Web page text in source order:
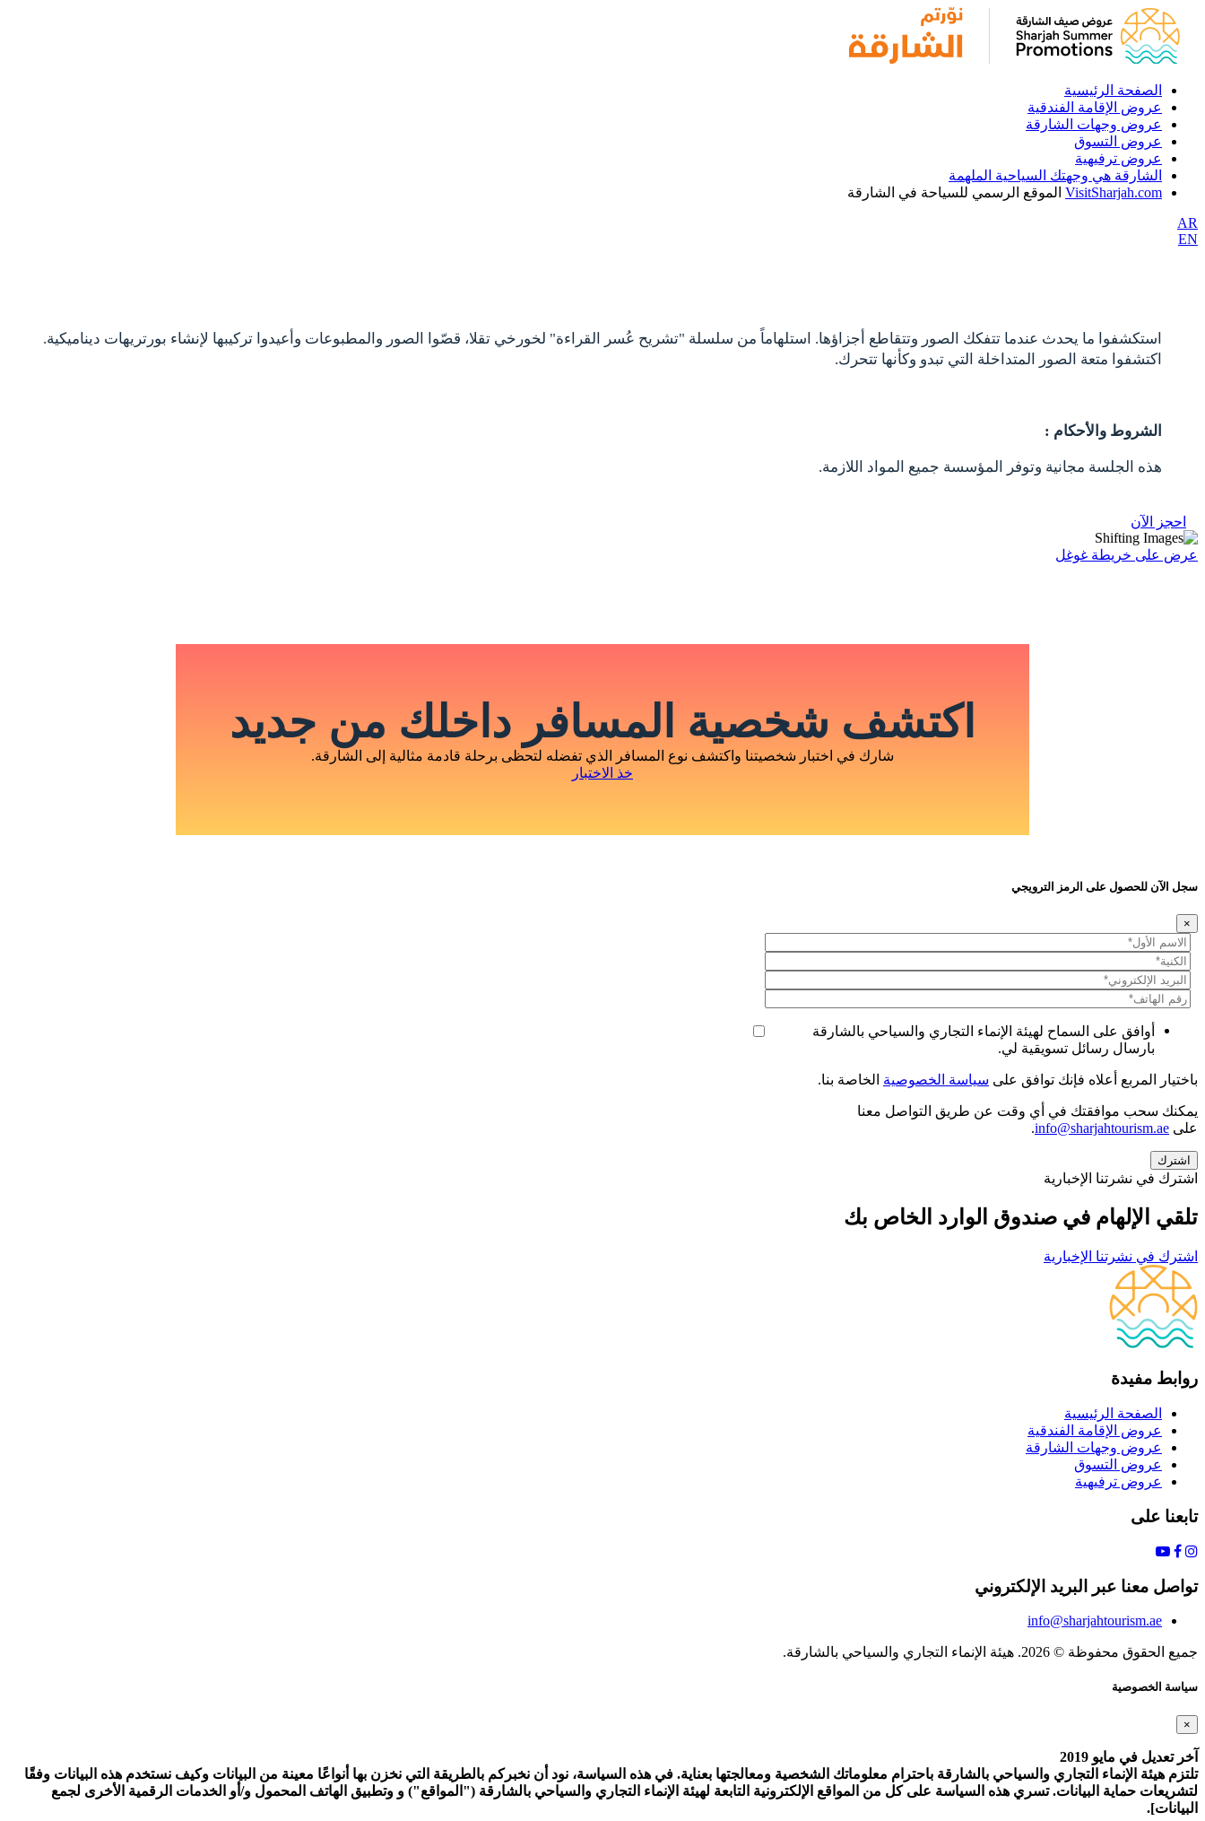
الصفحة الرئيسية
عروض الإقامة الفندقية
عروض وجهات الشارقة
عروض التسوق
عروض ترفيهية
الشارقة هي وجهتك السياحية الملهمة
VisitSharjah.com الموقع الرسمي للسياحة في الشارقة
AR
EN
استكشفوا ما يحدث عندما تتفكك الصور وتتقاطع أجزاؤها. استلهاماً من سلسلة "تشريح عُسر القراءة" لخورخي تقلا، قصّوا الصور والمطبوعات وأعيدوا تركيبها لإنشاء بورتريهات ديناميكية.
اكتشفوا متعة الصور المتداخلة التي تبدو وكأنها تتحرك.
الشروط والأحكام :
هذه الجلسة مجانية وتوفر المؤسسة جميع المواد اللازمة.
احجز الآن
عرض على خريطة غوغل
اكتشف شخصية المسافر داخلك من جديد
شارك في اختبار شخصيتنا واكتشف نوع المسافر الذي تفضله لتحظى برحلة قادمة مثالية إلى الشارقة.
خذ الاختبار
سجل الآن للحصول على الرمز الترويجي
×
أوافق على السماح لهيئة الإنماء التجاري والسياحي بالشارقة
بارسال رسائل تسويقية لي.
باختيار المربع أعلاه فإنك توافق على سياسة الخصوصية الخاصة بنا.
يمكنك سحب موافقتك في أي وقت عن طريق التواصل معنا
على info@sharjahtourism.ae
.
اشترك في نشرتنا الإخبارية
تلقي الإلهام في صندوق الوارد الخاص بك
اشترك في نشرتنا الإخبارية
روابط مفيدة
الصفحة الرئيسية
عروض الإقامة الفندقية
عروض وجهات الشارقة
عروض التسوق
عروض ترفيهية
تابعنا على
تواصل معنا عبر البريد الإلكتروني
info@sharjahtourism.ae
جميع الحقوق محفوظة © 2026. هيئة الإنماء التجاري والسياحي بالشارقة.
سياسة الخصوصية
×
آخر تعديل في مايو 2019
تلتزم هيئة الإنماء التجاري والسياحي بالشارقة باحترام معلوماتك الشخصية ومعالجتها بعناية. في هذه السياسة، نود أن نخبركم بالطريقة التي نخزن بها أنواعًا معينة من البيانات وكيف نستخدم هذه البيانات وفقًا
لتشريعات حماية البيانات. تسري هذه السياسة على كل من المواقع الإلكترونية التابعة لهيئة الإنماء التجاري والسياحي بالشارقة ("المواقع") و وتطبيق الهاتف المحمول و/أو الخدمات الرقمية الأخرى لجمع
البيانات].